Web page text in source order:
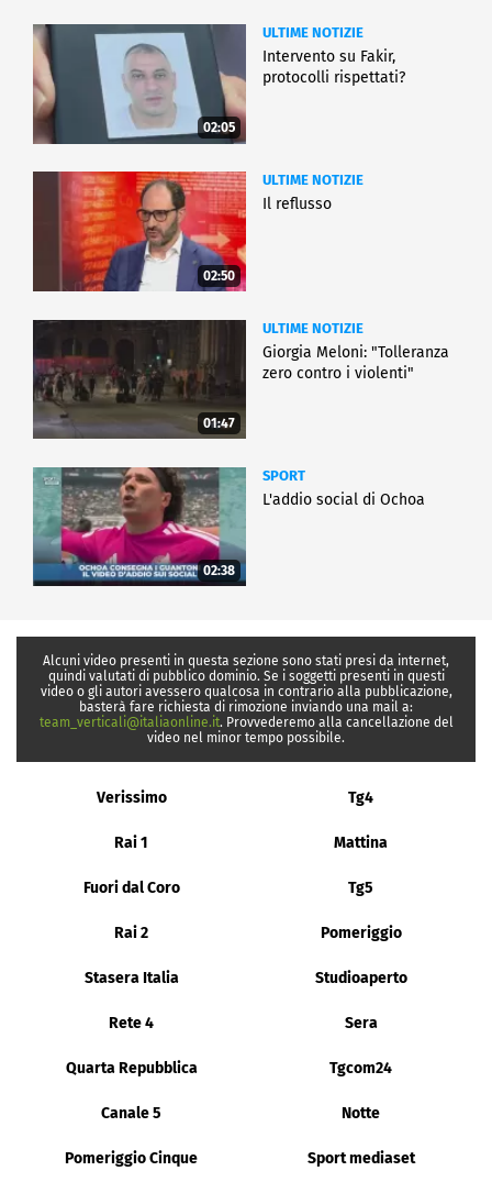
02:05
ULTIME NOTIZIE
Intervento su Fakir,
protocolli rispettati?
02:50
ULTIME NOTIZIE
Il reflusso
01:47
ULTIME NOTIZIE
Giorgia Meloni: "Tolleranza
zero contro i violenti"
02:38
SPORT
L'addio social di Ochoa
Alcuni video presenti in questa sezione sono stati presi da internet,
quindi valutati di pubblico dominio. Se i soggetti presenti in questi
video o gli autori avessero qualcosa in contrario alla pubblicazione,
basterà fare richiesta di rimozione inviando una mail a:
team_verticali@italiaonline.it. Provvederemo alla cancellazione del
video nel minor tempo possibile.
Verissimo Tg4
Rai 1 Mattina
Fuori dal Coro Tg5
Rai 2 Pomeriggio
Stasera Italia Studioaperto
Rete 4 Sera
Quarta Repubblica Tgcom24
Canale 5 Notte
Pomeriggio Cinque Sport mediaset